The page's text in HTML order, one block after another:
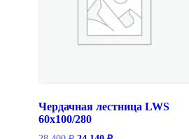
Чердачная лестница LWS
60х100/280
Первоначальная
Текущая